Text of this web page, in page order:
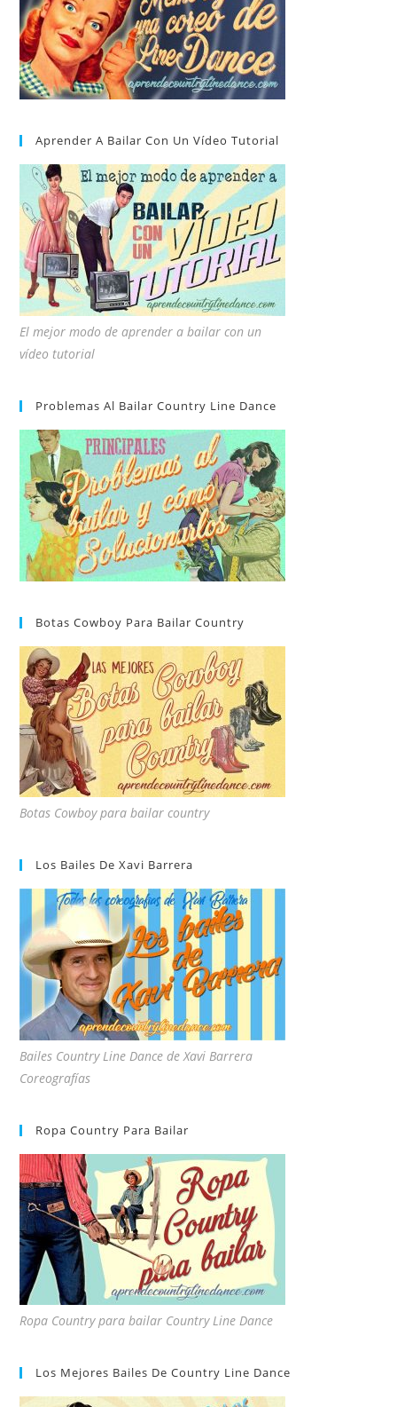
Aprender A Bailar Con Un Vídeo Tutorial
El mejor modo de aprender a bailar con un
vídeo tutorial
Problemas Al Bailar Country Line Dance
Botas Cowboy Para Bailar Country
Botas Cowboy para bailar country
Los Bailes De Xavi Barrera
Bailes Country Line Dance de Xavi Barrera
Coreografías
Ropa Country Para Bailar
Ropa Country para bailar Country Line Dance
Los Mejores Bailes De Country Line Dance